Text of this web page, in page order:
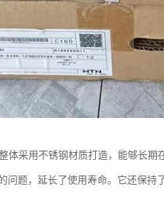
体采用不锈钢材质打造，能够长
问题，延长了使用寿命。它还保